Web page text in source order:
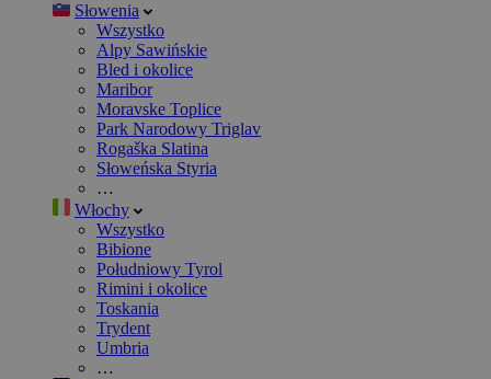
Słowenia
Wszystko
Alpy Sawińskie
Bled i okolice
Maribor
Moravske Toplice
Park Narodowy Triglav
Rogaška Slatina
Słoweńska Styria
…
Włochy
Wszystko
Bibione
Południowy Tyrol
Rimini i okolice
Toskania
Trydent
Umbria
…